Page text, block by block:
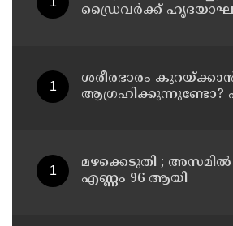
ഡ്രൈവർക്ക്
ശരീരഭാരം
ആഗ്രഹിക്കുന്നുണ്ടോ?
മഴക്കെടുതി ; അസമില്‍
എണ്ണം 96 ആയി